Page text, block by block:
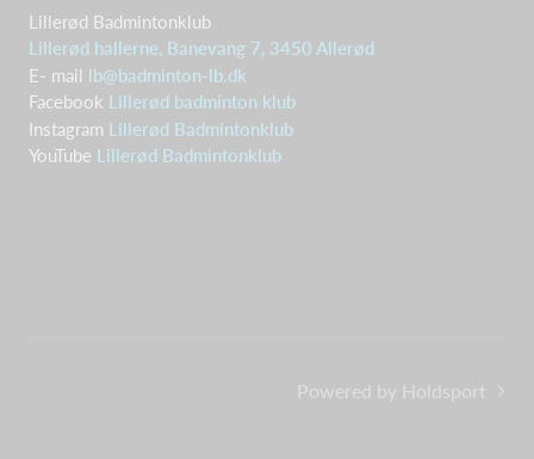
Lillerød Badmintonklub
Lillerød hallerne, Banevang 7, 3450 Allerød
E- mail lb@badminton-lb.dk
Facebook Lillerød badminton klub
Instagram Lillerød Badmintonklub
YouTube Lillerød Badmintonklub
Powered by Holdsport